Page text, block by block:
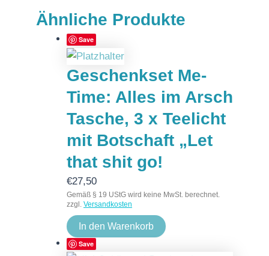
Ähnliche Produkte
Save
Geschenkset Me-
Time: Alles im Arsch
Tasche, 3 x Teelicht
mit Botschaft „Let
that shit go!
€27,50
Gemäß § 19 UStG wird keine MwSt. berechnet.
zzgl. Versandkosten
In den Warenkorb
Save